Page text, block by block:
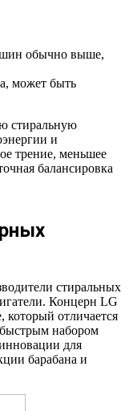
обычно выше,
может быть
стиральную
и
трение, меньшее
балансировка
стиральных
Концерн LG
который отличается
набором
для
барабана и